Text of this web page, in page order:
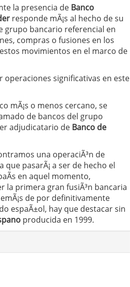
que muchas empresas
20/07/2026
Traders Mexicanos Antes de
ventajas reales para pymes
trabajas por cuenta propia
la presencia de Banco
responde mÃ¡s al hecho de su
grupo bancario referencial en
compras o fusiones en los
movimientos en el marco de
significativas en este
mÃ¡s o menos cercano, se
de bancos del grupo
adjudicatario de Banco de
una operaciÃ³n de
pasarÃ¡ a ser de hecho el
en aquel momento,
la primera gran fusiÃ³n bancaria
de por definitivamente
espaÃ±ol, hay que destacar sin
producida en 1999.